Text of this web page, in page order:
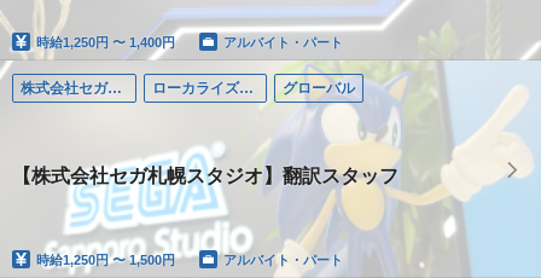
時給1,250円 〜 1,400円 アルバイト・パート
株式会社セガ札幌スタジオ ローカライズ・ブリッジ グローバル
【株式会社セガ札幌スタジオ】翻訳スタッフ
時給1,250円 〜 1,500円 アルバイト・パート